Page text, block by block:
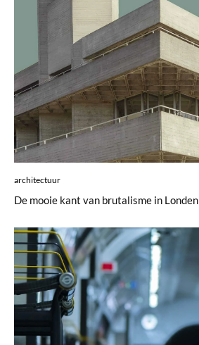
architectuur
De mooie kant van brutalisme in Londen